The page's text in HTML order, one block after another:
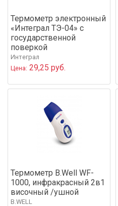
Термометр электронный
«Интеграл ТЭ-04» с
государственной
поверкой
Интеграл
Цена: 29,25 руб.
Термометр B.Well WF-
1000, инфракрасный 2в1
височный /ушной
B.WELL